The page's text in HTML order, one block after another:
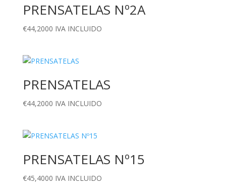
PRENSATELAS Nº2A
€44,2000 IVA INCLUIDO
PRENSATELAS
€44,2000 IVA INCLUIDO
PRENSATELAS Nº15
€45,4000 IVA INCLUIDO